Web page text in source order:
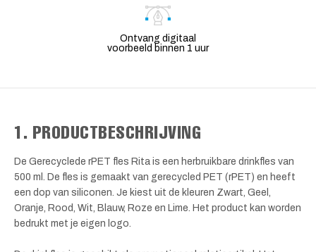
Ontvang digitaal
voorbeeld binnen 1 uur
1. PRODUCTBESCHRIJVING
De Gerecyclede rPET fles Rita is een herbruikbare drinkfles van
500 ml. De fles is gemaakt van gerecycled PET (rPET) en heeft
een dop van siliconen. Je kiest uit de kleuren Zwart, Geel,
Oranje, Rood, Wit, Blauw, Roze en Lime. Het product kan worden
bedrukt met je eigen logo.